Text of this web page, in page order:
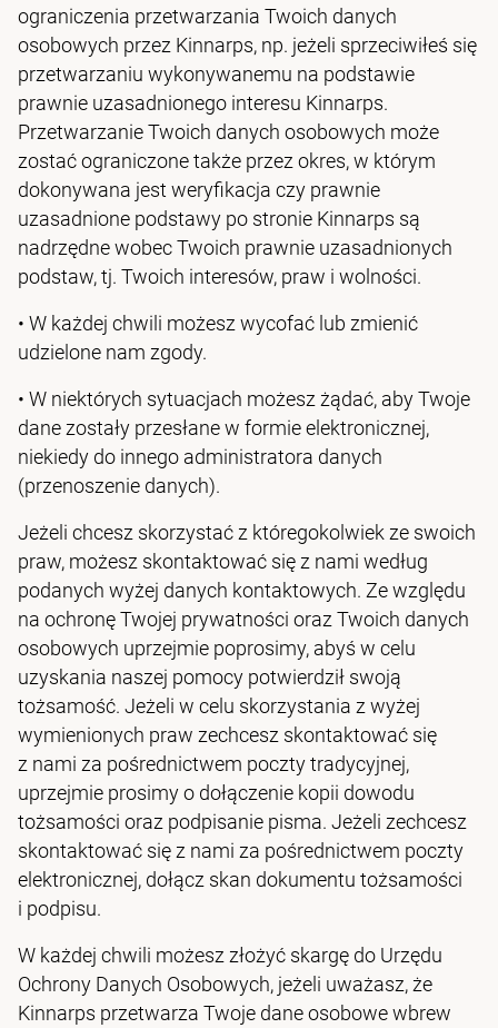
ograniczenia przetwarzania Twoich danych
osobowych przez Kinnarps, np. jeżeli sprzeciwiłeś się
przetwarzaniu wykonywanemu na podstawie
prawnie uzasadnionego interesu Kinnarps.
Przetwarzanie Twoich danych osobowych może
zostać ograniczone także przez okres, w którym
dokonywana jest weryfikacja czy prawnie
uzasadnione podstawy po stronie Kinnarps są
nadrzędne wobec Twoich prawnie uzasadnionych
podstaw, tj. Twoich interesów, praw i wolności.
•W każdej chwili możesz wycofać lub zmienić
udzielone nam zgody.
• W niektórych sytuacjach możesz żądać, aby Twoje
dane zostały przesłane w formie elektronicznej,
niekiedy do innego administratora danych
(przenoszenie danych).
Jeżeli chcesz skorzystać z któregokolwiek ze swoich
praw, możesz skontaktować się z nami według
podanych wyżej danych kontaktowych. Ze względu
na ochronę Twojej prywatności oraz Twoich danych
osobowych uprzejmie poprosimy, abyś w celu
uzyskania naszej pomocy potwierdził swoją
tożsamość. Jeżeli w celu skorzystania z wyżej
wymienionych praw zechcesz skontaktować się
z nami za pośrednictwem poczty tradycyjnej,
uprzejmie prosimy o dołączenie kopii dowodu
tożsamości oraz podpisanie pisma. Jeżeli zechcesz
skontaktować się z nami za pośrednictwem poczty
elektronicznej, dołącz skan dokumentu tożsamości
i podpisu.
W każdej chwili możesz złożyć skargę do Urzędu
Ochrony Danych Osobowych, jeżeli uważasz, że
Kinnarps przetwarza Twoje dane osobowe wbrew